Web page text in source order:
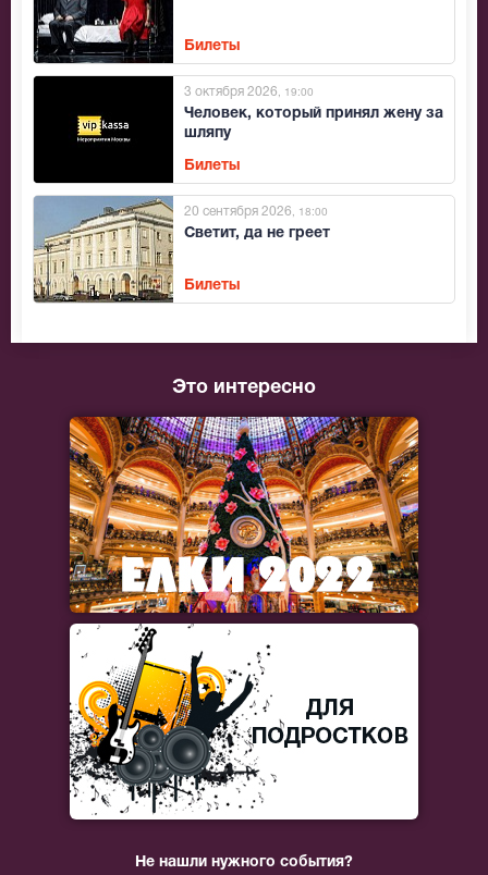
Билеты
Человек, который принял жену за
шляпу
3 октября 2026 , 19:00
Билеты
Светит, да не греет
20 сентября 2026 , 18:00
Билеты
Это интересно
Не нашли нужного события?